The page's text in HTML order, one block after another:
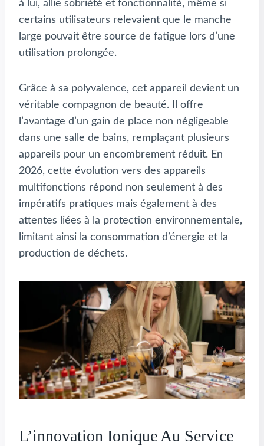
à lui, allie sobriété et fonctionnalité, même si
certains utilisateurs relevaient que le manche
large pouvait être source de fatigue lors d’une
utilisation prolongée.
Grâce à sa polyvalence, cet appareil devient un
véritable compagnon de beauté. Il offre
l’avantage d’un gain de place non négligeable
dans une salle de bains, remplaçant plusieurs
appareils pour un encombrement réduit. En
2026, cette évolution vers des appareils
multifonctions répond non seulement à des
impératifs pratiques mais également à des
attentes liées à la protection environnementale,
limitant ainsi la consommation d’énergie et la
production de déchets.
L’innovation Ionique Au Service